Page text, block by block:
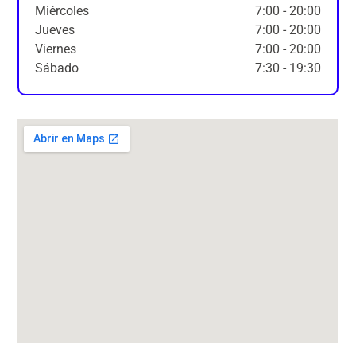
Miércoles
7:00 - 20:00
Jueves
7:00 - 20:00
Viernes
7:00 - 20:00
Sábado
7:30 - 19:30